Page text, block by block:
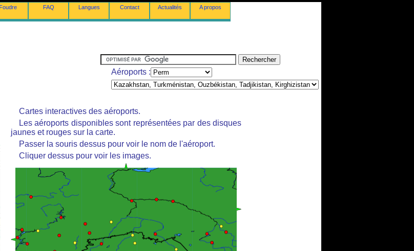
FAQ Langues Contact Actualités A propos
Aéroports :
Cartes interactives des aéroports.
Les aéroports disponibles sont représentées par des disques
jaunes et rouges sur la carte.
Passer la souris dessus pour voir le nom de l'aéroport.
Cliquer dessus pour voir les images.